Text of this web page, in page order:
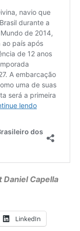
Daniel Capella
LinkedIn